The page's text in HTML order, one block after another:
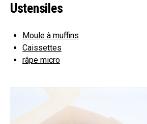
Ustensiles
Moule à muffins
Caissettes
râpe micro